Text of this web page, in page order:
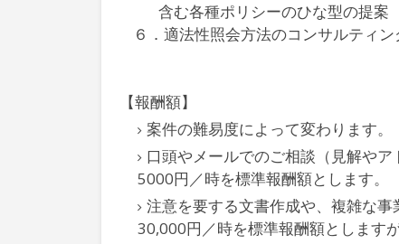
含む各種ポリシーのひな型の提案
６．適法性照会方法のコンサルティ
【報酬額】
案件の難易度によって変わります。
口頭やメールでのご相談（見解や
5000円／時を標準報酬額とします。
注意を要する文書作成や、複雑な
30,000円／時を標準報酬額とします